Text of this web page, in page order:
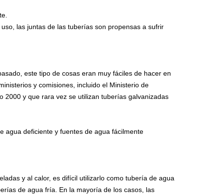
las juntas de las tuberías son propensas a sufrir
este tipo de cosas eran muy fáciles de hacer en
y comisiones, incluido el Ministerio de
2000 y que rara vez se utilizan tuberías galvanizadas
agua deficiente y fuentes de agua fácilmente
y al calor, es difícil utilizarlo como tubería de agua
de agua fría. En la mayoría de los casos, las